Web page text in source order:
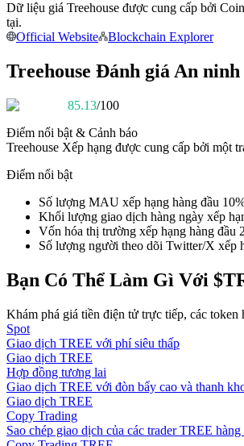
Trở thành Nhà giao dịch Sao chép
Tận hưởng chia sẻ lợi nhuận và hoa
Thông tin
Phân tích dữ liệu lớn bao gồm thông tin
Dữ liệu giá Treehouse được cung cấp bởi
tại.
Official Website
Blockchain Explorer
Treehouse Đánh giá An ninh
85.13/100
Điểm nổi bật & Cảnh báo
Treehouse Xếp hạng được cung cấp bởi một
Điểm nổi bật
Số lượng MAU xếp hạng hàng đầu
Khối lượng giao dịch hàng ngày xếp
Vốn hóa thị trường xếp hạng hàng đầu
Số lượng người theo dõi Twitter/X xếp
Bạn Có Thể Làm Gì Với
Khám phá giá tiền điện tử trực tiếp, các
Spot
Giao dịch TREE với phí siêu thấp
Giao dịch TREE
Hợp đồng tương lai
Giao dịch TREE với đòn bẩy cao và thanh
Giao dịch TREE
Copy Trading
Sao chép giao dịch của các trader TREE